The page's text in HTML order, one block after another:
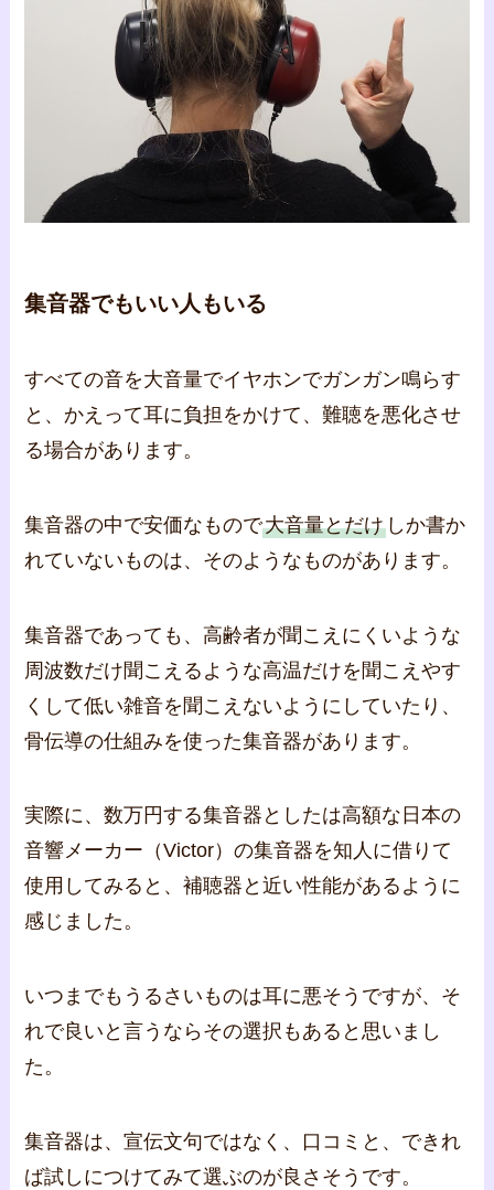
集音器でもいい人もいる
すべての音を大音量でイヤホンでガンガン鳴らす
と、かえって耳に負担をかけて、難聴を悪化させ
る場合があります。
集音器の中で安価なもので大音量とだけ しか書か
れていないものは、そのようなものがあります。
集音器であっても、高齢者が聞こえにくいような
周波数だけ聞こえるような高温だけを聞こえやす
くして低い雑音を聞こえないようにしていたり、
骨伝導の仕組みを使った集音器があります。
実際に、数万円する集音器としたは高額な日本の
音響メーカー（Victor）の集音器を知人に借りて
使用してみると、補聴器と近い性能があるように
感じました。
いつまでもうるさいものは耳に悪そうですが、そ
れで良いと言うならその選択もあると思いまし
た。
集音器は、宣伝文句ではなく、口コミと、できれ
ば試しにつけてみて選ぶのが良さそうです。